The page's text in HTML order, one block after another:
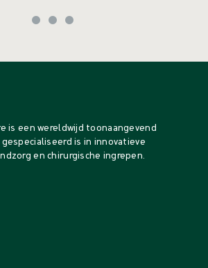
is een wereldwijd toonaangevend
is in innovatieve
en chirurgische ingrepen.